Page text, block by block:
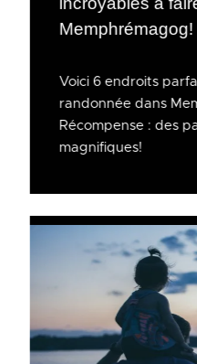
Memphrémagog!
Voici 6 endroits
randonnée dans
Récompense : des
magnifiques!